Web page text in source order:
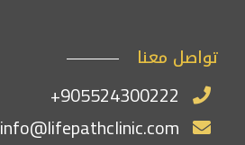
تواصل معنا
+905524300222
info@lifepathclinic.com